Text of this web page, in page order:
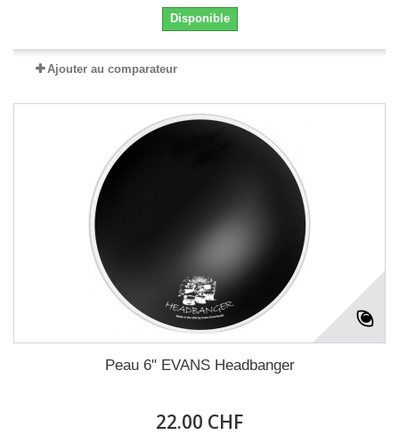
Disponible
Ajouter au comparateur
Peau 6" EVANS Headbanger
22.00 CHF